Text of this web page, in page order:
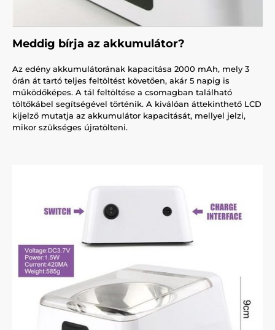
Meddig bírja az akkumulátor?
Az edény akkumulátorának kapacitása 2000 mAh, mely 3
órán át tartó teljes feltöltést követően, akár 5 napig is
működőképes. A tál feltöltése a csomagban található
töltőkábel segítségével történik. A kiválóan áttekinthető LCD
kijelző mutatja az akkumulátor kapacitását, mellyel jelzi,
mikor szükséges újratölteni.